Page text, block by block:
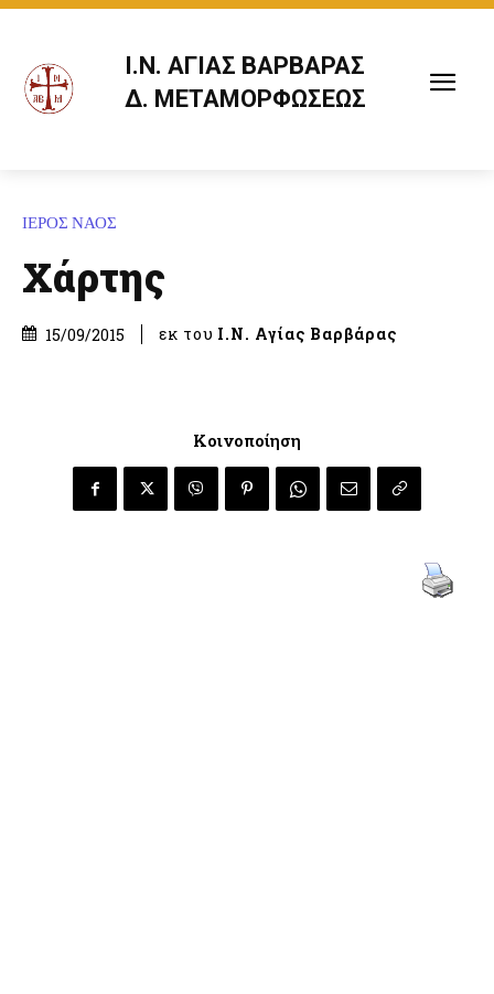
Ι.Ν. ΑΓΙΑΣ ΒΑΡΒΑΡΑΣ
Δ. ΜΕΤΑΜΟΡΦΩΣΕΩΣ
ΙΕΡΟΣ ΝΑΟΣ
Χάρτης
15/09/2015 εκ του Ι.Ν. Αγίας Βαρβάρας
Κοινοποίηση